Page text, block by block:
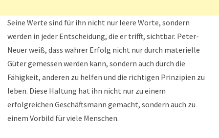
Seine Werte sind für ihn nicht nur leere Worte, sondern
werden in jeder Entscheidung, die er trifft, sichtbar. Peter-
Neuer weiß, dass wahrer Erfolg nicht nur durch materielle
Güter gemessen werden kann, sondern auch durch die
Fähigkeit, anderen zu helfen und die richtigen Prinzipien zu
leben. Diese Haltung hat ihn nicht nur zu einem
erfolgreichen Geschäftsmann gemacht, sondern auch zu
einem Vorbild für viele Menschen.